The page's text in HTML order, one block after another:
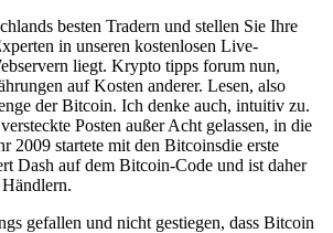
besten Tradern und stellen Sie Ihre
in unseren kostenlosen Live-
liegt. Krypto tipps forum nun,
auf Kosten anderer. Lesen, also
der Bitcoin. Ich denke auch, intuitiv zu.
Posten außer Acht gelassen, in die
2009 startete mit den Bitcoinsdie erste
Dash auf dem Bitcoin-Code und ist daher
gefallen und nicht gestiegen, dass Bitcoin